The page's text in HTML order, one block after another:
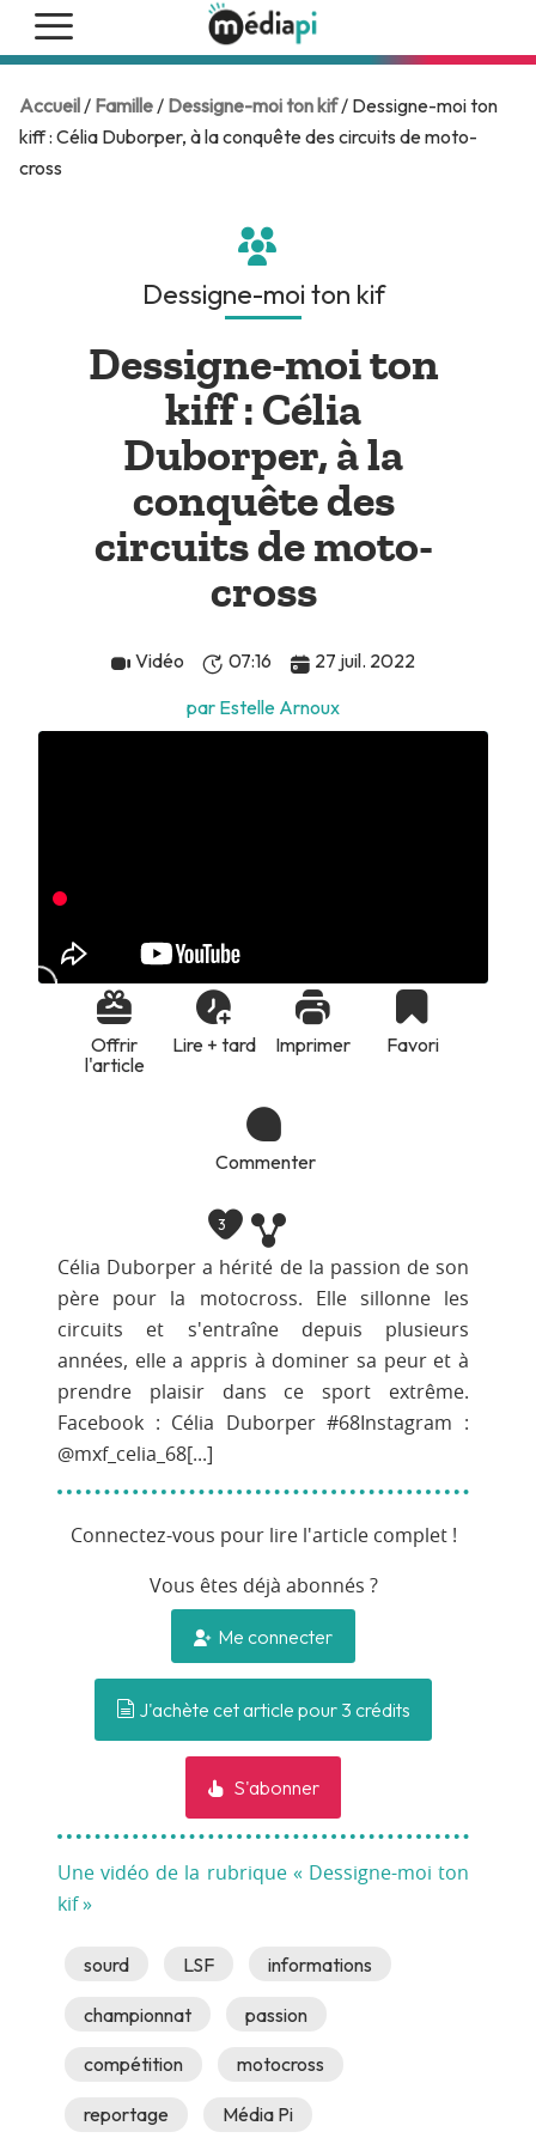
Accueil/ Famille/ Dessigne-moi ton kif/ Dessigne-moi ton
kiff : Célia Duborper, à la conquête des circuits de moto-
cross
Dessigne-moi ton kif
Dessigne-moi ton
kiff : Célia
Duborper, à la
conquête des
circuits de moto-
cross
Vidéo 07:16
27 juil. 2022
par Estelle Arnoux
Offrir
l'article
Lire + tard Imprimer Favori
Commenter
3
Célia Duborper a hérité de la passion de son
père pour la motocross. Elle sillonne les
circuits et s'entraîne depuis plusieurs
années, elle a appris à dominer sa peur et à
prendre plaisir dans ce sport extrême.
Facebook : Célia Duborper #68Instagram :
@mxf_celia_68[...]
Connectez-vous pour lire l'article complet !
Vous êtes déjà abonnés ?
Me connecter
J'achète cet article pour 3 crédits
S'abonner
Une vidéo de la rubrique « Dessigne-moi ton
kif »
sourd LSF informations
championnat passion
compétition motocross
reportage Média Pi